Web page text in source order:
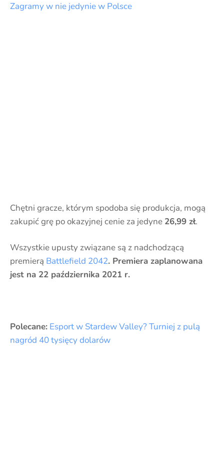
Zagramy w nie jedynie w Polsce
Chętni gracze, którym spodoba się produkcja, mogą
zakupić grę po okazyjnej cenie za jedyne 26,99 zł.
Wszystkie upusty związane są z nadchodzącą
premierą Battlefield 2042. Premiera zaplanowana
jest na 22 października 2021 r.
Polecane: Esport w Stardew Valley? Turniej z pulą
nagród 40 tysięcy dolarów